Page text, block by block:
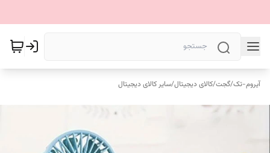
آیروم-تک/گجت/کالای دیجیتال/سایر کالای دیجیتال